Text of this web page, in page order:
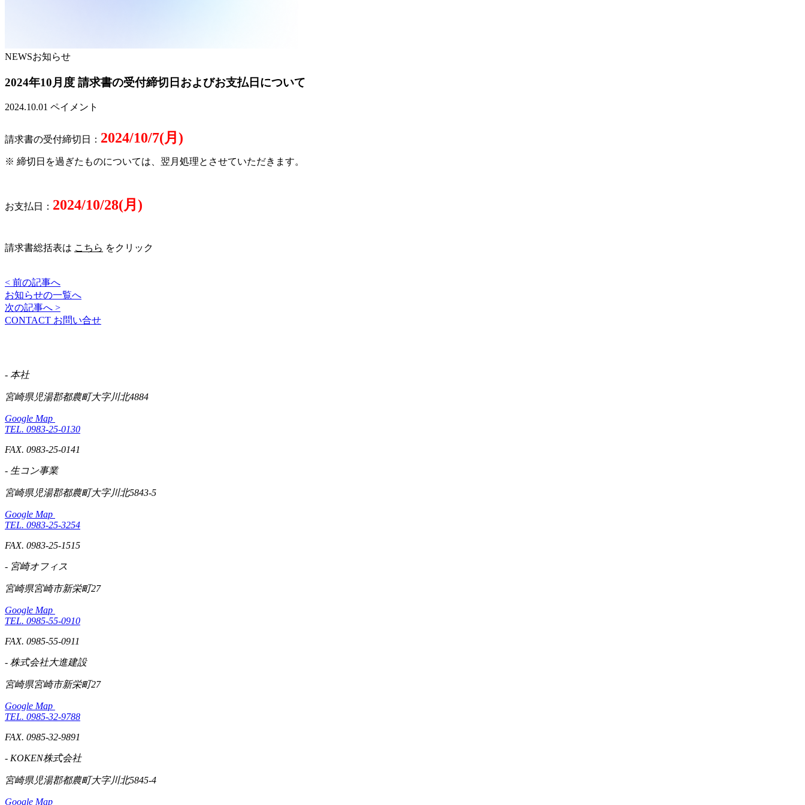
NEWSお知らせ
2024年10月度 請求書の受付締切日およびお支払日について
2024.10.01 ペイメント
請求書の受付締切日： 2024/10/7(月)
※ 締切日を過ぎたものについては、翌月処理とさせていただきます。
お支払日： 2024/10/28(月)
請求書総括表は こちら をクリック
< 前の記事へ
お知らせの一覧へ
次の記事へ >
CONTACT お問い合せ
- 本社
宮崎県児湯郡都農町大字川北4884
Google Map
TEL. 0983-25-0130
FAX. 0983-25-0141
- 生コン事業
宮崎県児湯郡都農町大字川北5843-5
Google Map
TEL. 0983-25-3254
FAX. 0983-25-1515
- 宮崎オフィス
宮崎県宮崎市新栄町27
Google Map
TEL. 0985-55-0910
FAX. 0985-55-0911
- 株式会社大進建設
宮崎県宮崎市新栄町27
Google Map
TEL. 0985-32-9788
FAX. 0985-32-9891
- KOKEN株式会社
宮崎県児湯郡都農町大字川北5845-4
Google Map